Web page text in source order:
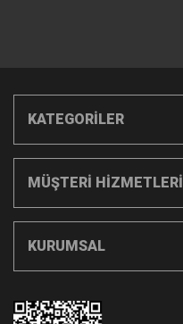
KATEGORİLER
MÜŞTERİ HİZMETLERİ
KURUMSAL